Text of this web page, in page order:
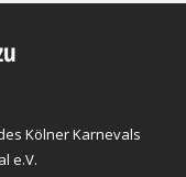
Kölner Karnevals
e.V.